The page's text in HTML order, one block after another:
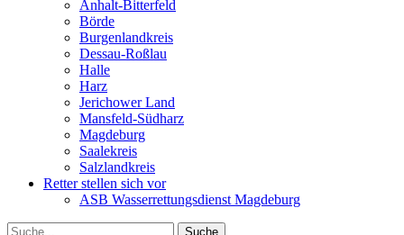
Anhalt-Bitterfeld
Börde
Burgenlandkreis
Dessau-Roßlau
Halle
Harz
Jerichower Land
Mansfeld-Südharz
Magdeburg
Saalekreis
Salzlandkreis
Retter stellen sich vor
ASB Wasserrettungsdienst Magdeburg